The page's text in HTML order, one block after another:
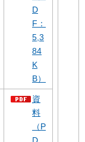
D
F：
5,3
84
K
B）
資
料
（P